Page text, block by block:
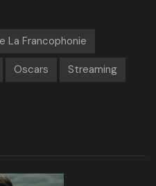
La Francophonie
Oscars Streaming